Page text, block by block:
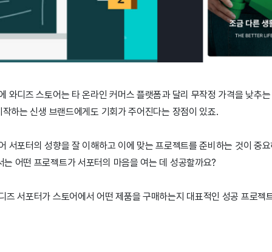
와디즈 스토어는 타 온라인 커머스 플랫폼과 달리 무작정 가격을 낮추
하는 신생 브랜드에게도 기회가 주어진다는 장점이 있죠.
서포터의 성향을 잘 이해하고 이에 맞는 프로젝트를 준비하는 것이 중
어떤 프로젝트가 서포터의 마음을 여는 데 성공할까요?
즈 서포터가 스토어에서 어떤 제품을 구매하는지 대표적인 성공 프로젝